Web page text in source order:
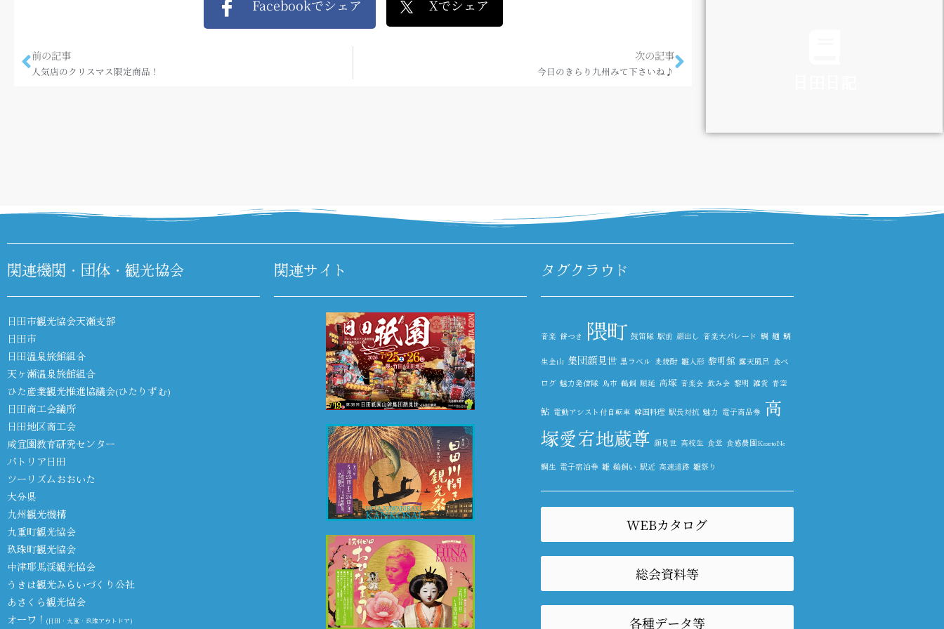
Facebookでシェア Xでシェア
前の記事
人気店のクリスマス限定商品！
次の記事
今日のきらり九州みて下さいね♪
DIARY
関連機関・団体・観光協会
日田市観光協会天瀬支部
日田市
日田温泉旅館組合
天ヶ瀬温泉旅館組合
ひた産業観光推進協議会(ひたりずむ)
日田商工会議所
日田地区商工会
咸宜園教育研究センター
パトリア日田
ツーリズムおおいた
大分県
九州観光機構
九重町観光協会
玖珠町観光協会
中津耶馬渓観光協会
うきは観光みらいづくり公社
あさくら観光協会
オーワ！ (日田・九重・玖珠アウトドア)
関連サイト タグクラウド
音楽 餅つき 隈町 鼓笛隊 駅前 顔出し 音楽大パレード 鯛 麺 鯛
生金山 集団顔見世 黒ラベル 麦焼酎 雛人形 黎明館 露天風呂 食べ
ログ 魅力発信隊 鳥市 鵜飼 順延 高塚 音楽会 飲み会 黎明 雑貨 青空
鮎 電動アシスト付自転車 韓国料理 駅長対抗 魅力 電子商品券 高
塚愛宕地蔵尊 顔見世 高校生 食堂 食感農園KazetoNe
鯛生 電子宿泊券 雛 鵜飼い 駅近 高速道路 雛祭り
WEBカタログ
総会資料等
各種データ等